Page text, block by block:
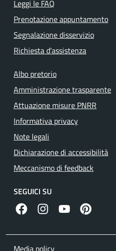
Leggi le FAQ
Prenotazione appuntamento
Segnalazione disservizio
Richiesta d'assistenza
Albo pretorio
Amministrazione trasparente
Attuazione misure PNRR
Informativa privacy
Note legali
Dichiarazione di accessibilità
Meccanismo di feedback
SEGUICI SU
facebook instagramcanale youtube
pinterest
Media policy